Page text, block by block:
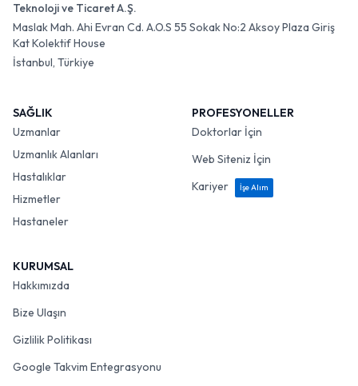
Teknoloji ve Ticaret A.Ş.
Maslak Mah. Ahi Evran Cd. A.O.S 55 Sokak No:2 Aksoy Plaza Giriş
Kat Kolektif House
İstanbul, Türkiye
SAĞLIK
Uzmanlar
Uzmanlık Alanları
Hastalıklar
Hizmetler
Hastaneler
PROFESYONELLER
Doktorlar İçin
Web Siteniz İçin
Kariyer
İşe Alım
KURUMSAL
Hakkımızda
Bize Ulaşın
Gizlilik Politikası
Google Takvim Entegrasyonu